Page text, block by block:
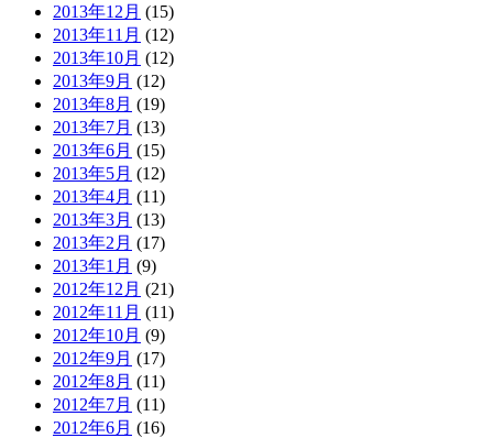
2013年12月 (15)
2013年11月 (12)
2013年10月 (12)
2013年9月 (12)
2013年8月 (19)
2013年7月 (13)
2013年6月 (15)
2013年5月 (12)
2013年4月 (11)
2013年3月 (13)
2013年2月 (17)
2013年1月 (9)
2012年12月 (21)
2012年11月 (11)
2012年10月 (9)
2012年9月 (17)
2012年8月 (11)
2012年7月 (11)
2012年6月 (16)